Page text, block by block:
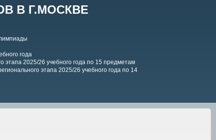
В Г.МОСКВЕ
года
этапа 2025/26 учебного года по 15 предметам
этапа 2025/26 учебного года по 14